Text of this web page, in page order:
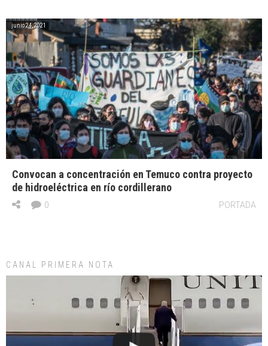
junio 24, 2021
Convocan a concentración en Temuco contra proyecto
de hidroeléctrica en río cordillerano
PORTADA
0
CANAL PRIMERA NOTA